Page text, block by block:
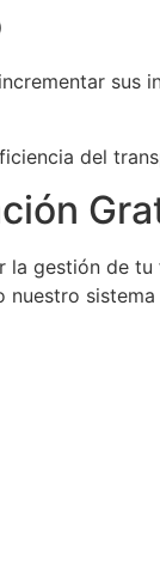
sus
del
la gestión de tu
nuestro